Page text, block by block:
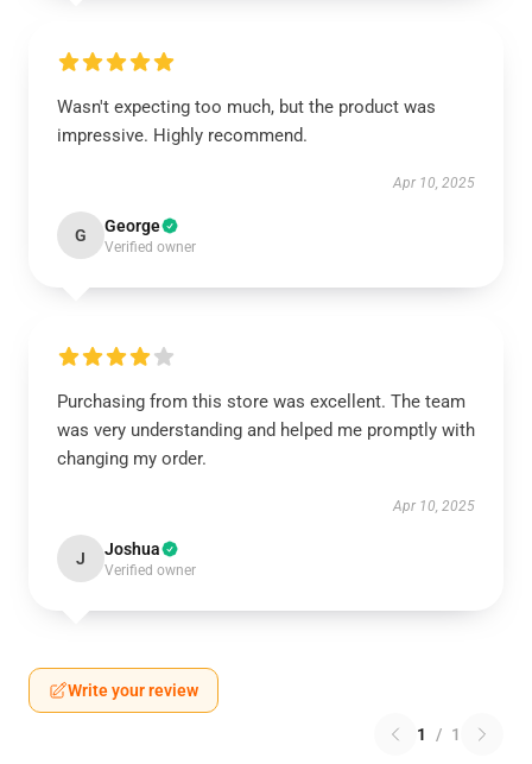
Wasn't expecting too much, but the product was
impressive. Highly recommend.
Apr 10, 2025
G George
Verified owner
Purchasing from this store was excellent. The team
was very understanding and helped me promptly with
changing my order.
Apr 10, 2025
J Joshua
Verified owner
Write your review
1 / 1